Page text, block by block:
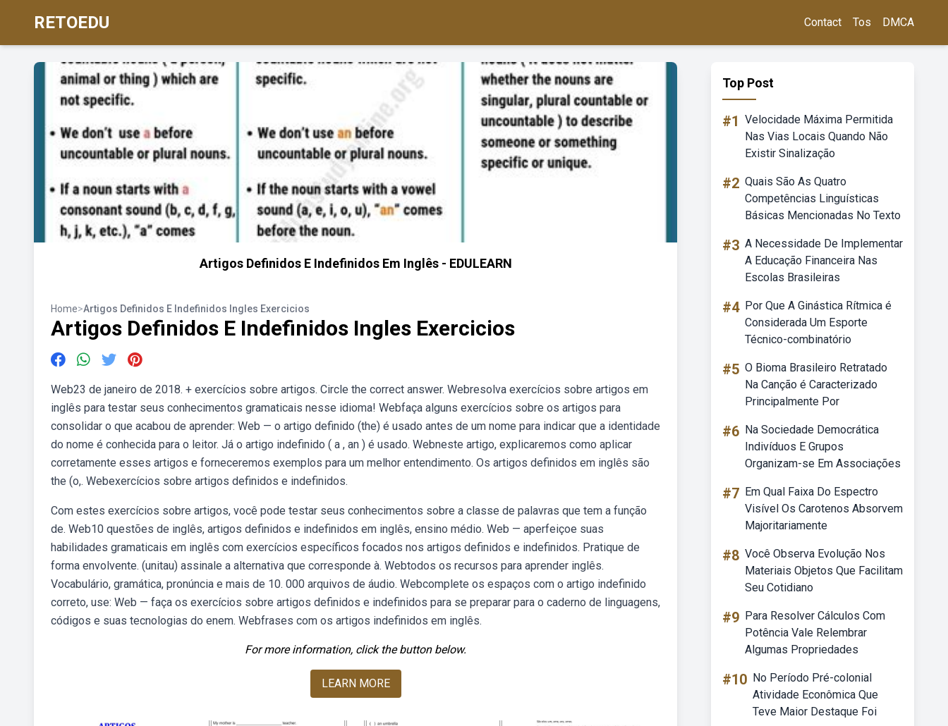
RETOEDU Contact Tos DMCA
Artigos Definidos E Indefinidos Em Inglês - EDULEARN
Home>Artigos Definidos E Indefinidos Ingles Exercicios
Artigos Definidos E Indefinidos Ingles Exercicios
Web23 de janeiro de 2018. + exercícios sobre artigos. Circle the correct answer. Webresolva exercícios sobre artigos em
inglês para testar seus conhecimentos gramaticais nesse idioma! Webfaça alguns exercícios sobre os artigos para
consolidar o que acabou de aprender: Web — o artigo definido (the) é usado antes de um nome para indicar que a identidade
do nome é conhecida para o leitor. Já o artigo indefinido ( a , an ) é usado. Webneste artigo, explicaremos como aplicar
corretamente esses artigos e forneceremos exemplos para um melhor entendimento. Os artigos definidos em inglês são
the (o,. Webexercícios sobre artigos definidos e indefinidos.
Com estes exercícios sobre artigos, você pode testar seus conhecimentos sobre a classe de palavras que tem a função
de. Web10 questões de inglês, artigos definidos e indefinidos em inglês, ensino médio. Web — aperfeiçoe suas
habilidades gramaticais em inglês com exercícios específicos focados nos artigos definidos e indefinidos. Pratique de
forma envolvente. (unitau) assinale a alternativa que corresponde à. Webtodos os recursos para aprender inglês.
Vocabulário, gramática, pronúncia e mais de 10. 000 arquivos de áudio. Webcomplete os espaços com o artigo indefinido
correto, use: Web — faça os exercícios sobre artigos definidos e indefinidos para se preparar para o caderno de linguagens,
códigos e suas tecnologias do enem. Webfrases com os artigos indefinidos em inglês.
For more information, click the button below.
LEARN MORE
Top Post
#1 Velocidade Máxima Permitida
Nas Vias Locais Quando Não
Existir Sinalização
#2 Quais São As Quatro
Competências Linguísticas
Básicas Mencionadas No Texto
#3 A Necessidade De Implementar
A Educação Financeira Nas
Escolas Brasileiras
#4 Por Que A Ginástica Rítmica é
Considerada Um Esporte
Técnico-combinatório
#5 O Bioma Brasileiro Retratado
Na Canção é Caracterizado
Principalmente Por
#6 Na Sociedade Democrática
Indivíduos E Grupos
Organizam-se Em Associações
#7 Em Qual Faixa Do Espectro
Visível Os Carotenos Absorvem
Majoritariamente
#8 Você Observa Evolução Nos
Materiais Objetos Que Facilitam
Seu Cotidiano
#9 Para Resolver Cálculos Com
Potência Vale Relembrar
Algumas Propriedades
#10 No Período Pré-colonial
Atividade Econômica Que
Teve Maior Destaque Foi